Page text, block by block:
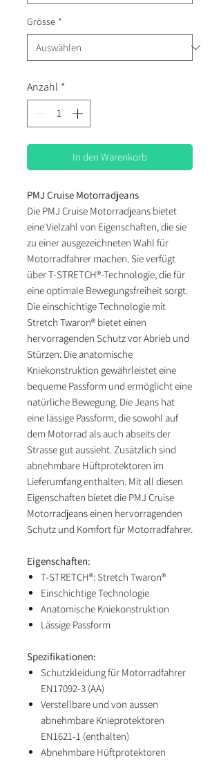
Grösse *
Anzahl *
In den Warenkorb
PMJ Cruise Motorradjeans
Die PMJ Cruise Motorradjeans bietet
eine Vielzahl von Eigenschaften, die sie
zu einer ausgezeichneten Wahl für
Motorradfahrer machen. Sie verfügt
über T-STRETCH®-Technologie, die für
eine optimale Bewegungsfreiheit sorgt.
Die einschichtige Technologie mit
Stretch Twaron® bietet einen
hervorragenden Schutz vor Abrieb und
Stürzen. Die anatomische
Kniekonstruktion gewährleistet eine
bequeme Passform und ermöglicht eine
natürliche Bewegung. Die Jeans hat
eine lässige Passform, die sowohl auf
dem Motorrad als auch abseits der
Strasse gut aussieht. Zusätzlich sind
abnehmbare Hüftprotektoren im
Lieferumfang enthalten. Mit all diesen
Eigenschaften bietet die PMJ Cruise
Motorradjeans einen hervorragenden
Schutz und Komfort für Motorradfahrer.
Eigenschaften:
T-STRETCH®: Stretch Twaron®
Einschichtige Technologie
Anatomische Kniekonstruktion
Lässige Passform
Spezifikationen:
Schutzkleidung für Motorradfahrer
EN17092-3 (AA)
Verstellbare und von aussen
abnehmbare Knieprotektoren
EN1621-1 (enthalten)
Abnehmbare Hüftprotektoren